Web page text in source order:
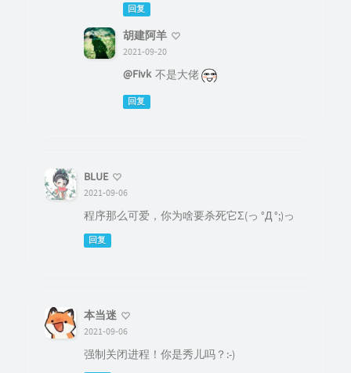
回复
胡建阿羊
2021-09-20
@Fivk 不是大佬
回复
BLUE
2021-09-06
程序那么可爱，你为啥要杀死它Σ(っ °Д °;)っ
回复
本当迷
2021-09-06
强制关闭进程！你是秀儿吗？:-)